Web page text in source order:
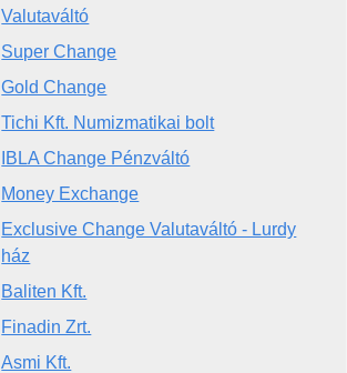
Valutaváltó
Super Change
Gold Change
Tichi Kft. Numizmatikai bolt
IBLA Change Pénzváltó
Money Exchange
Exclusive Change Valutaváltó - Lurdy
ház
Baliten Kft.
Finadin Zrt.
Asmi Kft.